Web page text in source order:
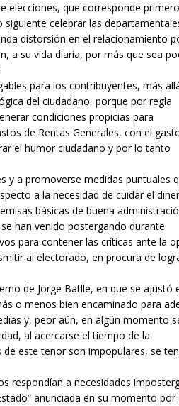
elecciones, que corresponde
celebrar las
distorsión en el relacionamiento
a su vida diaria, por más que sea
para los contribuyentes, más
del ciudadano, porque por regla
condiciones propicias para
de Rentas Generales, con el
el humor ciudadano y por lo tanto
y a promoverse medidas puntuales
a la necesidad de cuidar el
básicas de buena
han venido postergando durante
para contener las críticas ante la
al electorado, en procura de
de Jorge Batlle, en que se ajustó
o menos bien encaminado para
y, peor aún, en algún momento
al acercarse el tiempo de la
este tenor son impopulares, se
respondían a necesidades
anunciada en su momento por